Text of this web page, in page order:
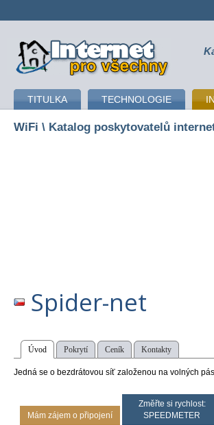
připojení k internetu
TITULKA TECHNOLOGIE
WiFi \ Katalog poskytovatelů
Spider-net
Úvod Pokrytí Ceník Kontakty
Jedná se o bezdrátovou síť založenou na volných
Mám zájem o připojení
Změřte si rychlost:
SPEEDMETER